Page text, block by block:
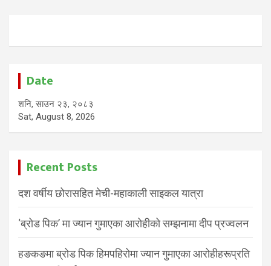
Date
शनि, साउन २३, २०८३
Sat, August 8, 2026
Recent Posts
दश वर्षीय छोरासहित मेची-महाकाली साइकल यात्रा
‘ब्रोड पिक’ मा ज्यान गुमाएका आरोहीको सम्झनामा दीप प्रज्वलन
हङकङमा ब्रोड पिक हिमपहिरोमा ज्यान गुमाएका आरोहीहरूप्रति